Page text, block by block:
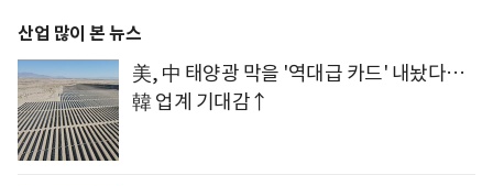
산업 많이 본 뉴스
美, 中 태양광 막을 '역대급 카드' 내놨다…
韓 업계 기대감↑